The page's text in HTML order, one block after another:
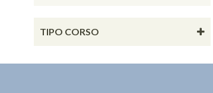
TIPO CORSO